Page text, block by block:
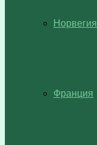
Норвегия
Франция